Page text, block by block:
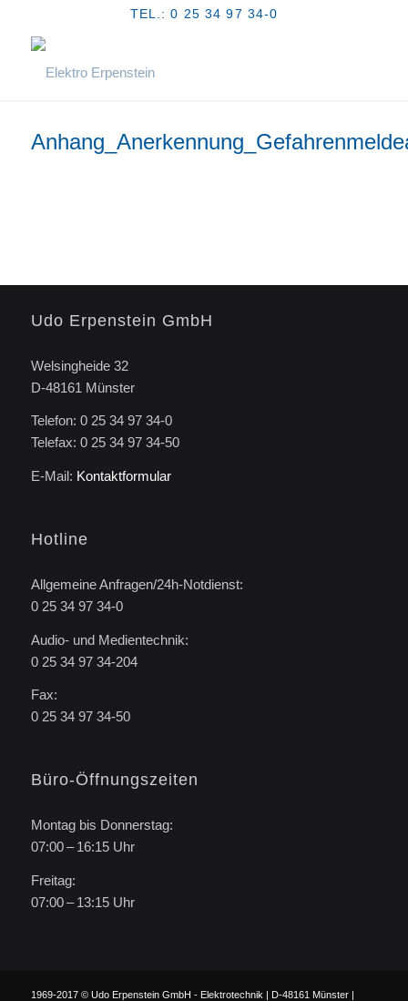
TEL.: 0 25 34 97 34-0
Udo Erpenstein GmbH
Welsingheide 32
D-48161 Münster
Telefon: 0 25 34 97 34-0
Telefax: 0 25 34 97 34-50
E-Mail: Kontaktformular
Hotline
Allgemeine Anfragen/24h-Notdienst:
0 25 34 97 34-0
Audio- und Medientechnik:
0 25 34 97 34-204
Fax:
0 25 34 97 34-50
Büro-Öffnungszeiten
Montag bis Donnerstag:
07:00 – 16:15 Uhr
Freitag:
07:00 – 13:15 Uhr
1969-2017 © Udo Erpenstein GmbH - Elektrotechnik | D-48161 Münster |